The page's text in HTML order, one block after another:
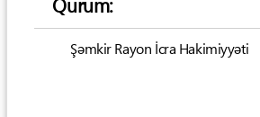
Şəmkir Rayon İcra Hakimiyyəti